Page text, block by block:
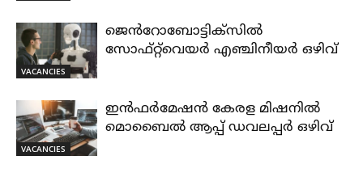
VACANCIES
ജെൻറോബോട്ടിക്സിൽ
സോഫ്റ്റ്‌വെയർ എഞ്ചിനീയർ ഒഴിവ്
VACANCIES
ഇൻഫർമേഷൻ കേരള മിഷനിൽ
മൊബൈൽ ആപ്പ് ഡവലപ്പർ ഒഴിവ്